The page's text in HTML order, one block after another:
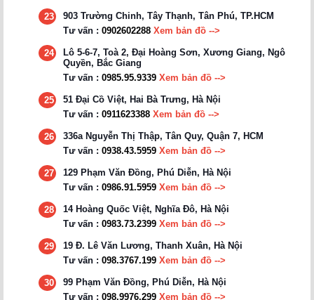
23
903 Trường Chinh, Tây Thạnh, Tân Phú, TP.HCM
Tư vấn : 0902602288 Xem bản đồ -->
24
Lô 5-6-7, Toà 2, Đại Hoàng Sơn, Xương Giang, Ngô
Quyền, Bắc Giang
Tư vấn : 0985.95.9339 Xem bản đồ -->
25
51 Đại Cồ Việt, Hai Bà Trưng, Hà Nội
Tư vấn : 0911623388 Xem bản đồ -->
26
336a Nguyễn Thị Thập, Tân Quy, Quận 7, HCM
Tư vấn : 0938.43.5959 Xem bản đồ -->
27
129 Phạm Văn Đồng, Phú Diễn, Hà Nội
Tư vấn : 0986.91.5959 Xem bản đồ -->
28
14 Hoàng Quốc Việt, Nghĩa Đô, Hà Nội
Tư vấn : 0983.73.2399 Xem bản đồ -->
29
19 Đ. Lê Văn Lương, Thanh Xuân, Hà Nội
Tư vấn : 098.3767.199 Xem bản đồ -->
30
99 Phạm Văn Đồng, Phú Diễn, Hà Nội
Tư vấn : 098.9976.299 Xem bản đồ -->